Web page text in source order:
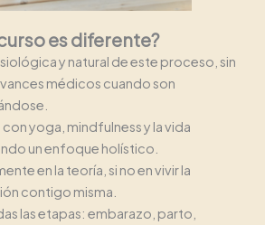
es diferente?
y natural de este proceso, sin
médicos cuando son
yoga, mindfulness y la vida
un enfoque holístico.
en la teoría, si no en vivir la
contigo misma.
las etapas: embarazo, parto,